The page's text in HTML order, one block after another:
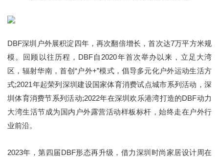
DBF深圳户外展积淀四年，再次翻倍增长，首次达7万平方米规
模。回顾以往历程，DBF自2020年首次举办以来，立足大湾
区，辐射华南，首创“户外+”模式，倡导多元化户外运动生活方
式;2021年起荣列深圳建设国家体育消费试点城市系列活动，深
圳体育消费节系列活动;2022年在深圳欢乐港湾打造的DBF动力
大湾生活节成为国内户外露营活动样板标杆，始终走在户外行
业前沿。
2023年，第四届DBF形态再升级，借力深圳时尚家居设计周在